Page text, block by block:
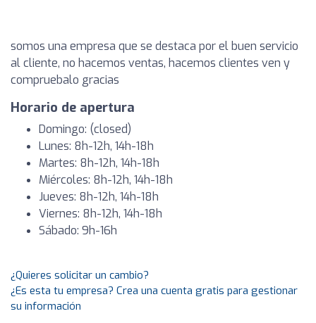
somos una empresa que se destaca por el buen servicio
al cliente, no hacemos ventas, hacemos clientes ven y
compruebalo gracias
Horario de apertura
Domingo: (closed)
Lunes: 8h-12h, 14h-18h
Martes: 8h-12h, 14h-18h
Miércoles: 8h-12h, 14h-18h
Jueves: 8h-12h, 14h-18h
Viernes: 8h-12h, 14h-18h
Sábado: 9h-16h
¿Quieres solicitar un cambio?
¿Es esta tu empresa? Crea una cuenta gratis para gestionar
su información